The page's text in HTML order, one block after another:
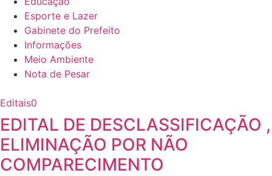
Esporte e Lazer
Gabinete do Prefeito
Informações
Meio Ambiente
Nota de Pesar
Editais0
EDITAL DE DESCLASSIFICAÇÃO ,
ELIMINAÇÃO POR NÃO
COMPARECIMENTO